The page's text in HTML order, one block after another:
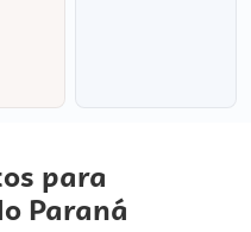
para
Paraná